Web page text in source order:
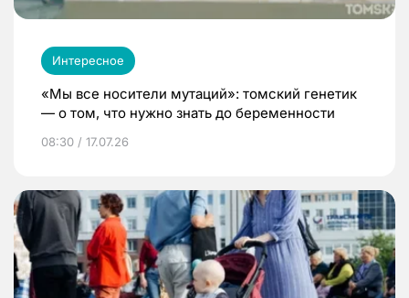
Интересное
«Мы все носители мутаций»: томский генетик
— о том, что нужно знать до беременности
08:30 / 17.07.26